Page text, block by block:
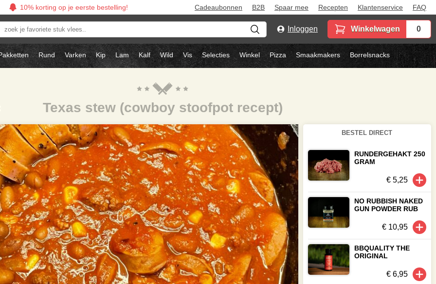
10% korting op je eerste bestelling! Cadeaubonnen B2B Spaar mee Recepten Klantenservice FAQ
Inloggen Winkelwagen 0
Rund Varken Kip Lam Kalf Wild Vis Selecties Winkel Pizza Smaakmakers Borrelsnacks
Texas stew (cowboy stoofpot recept)
BESTEL DIRECT
RUNDERGEHAKT 250
GRAM
€ 5,25
NO RUBBISH NAKED
GUN POWDER RUB
€ 10,95
BBQUALITY THE
ORIGINAL
€ 6,95